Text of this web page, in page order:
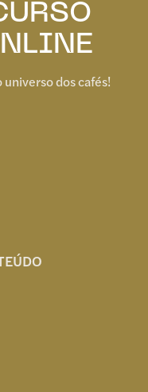
dos cafés!